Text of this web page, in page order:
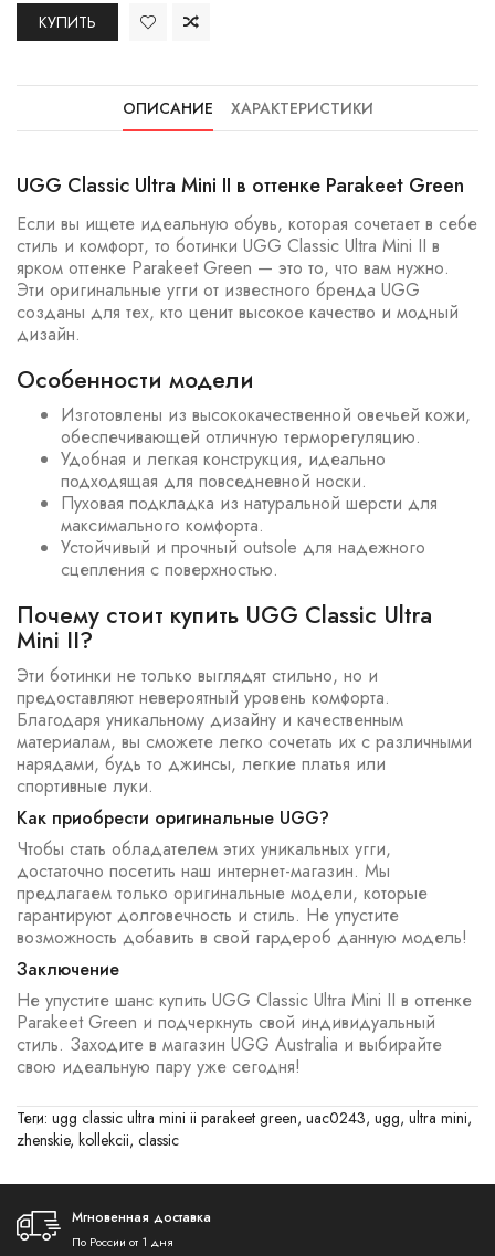
КУПИТЬ
ОПИСАНИЕ ХАРАКТЕРИСТИКИ
UGG Classic Ultra Mini II в оттенке Parakeet Green
Если вы ищете идеальную обувь, которая сочетает в себе
стиль и комфорт, то ботинки UGG Classic Ultra Mini II в
ярком оттенке Parakeet Green — это то, что вам нужно.
Эти оригинальные угги от известного бренда UGG
созданы для тех, кто ценит высокое качество и модный
дизайн.
Особенности модели
Изготовлены из высококачественной овечьей кожи,
обеспечивающей отличную терморегуляцию.
Удобная и легкая конструкция, идеально
подходящая для повседневной носки.
Пуховая подкладка из натуральной шерсти для
максимального комфорта.
Устойчивый и прочный outsole для надежного
сцепления с поверхностью.
Почему стоит купить UGG Classic Ultra
Mini II?
Эти ботинки не только выглядят стильно, но и
предоставляют невероятный уровень комфорта.
Благодаря уникальному дизайну и качественным
материалам, вы сможете легко сочетать их с различными
нарядами, будь то джинсы, легкие платья или
спортивные луки.
Как приобрести оригинальные UGG?
Чтобы стать обладателем этих уникальных угги,
достаточно посетить наш интернет-магазин. Мы
предлагаем только оригинальные модели, которые
гарантируют долговечность и стиль. Не упустите
возможность добавить в свой гардероб данную модель!
Заключение
Не упустите шанс купить UGG Classic Ultra Mini II в оттенке
Parakeet Green и подчеркнуть свой индивидуальный
стиль. Заходите в магазин UGG Australia и выбирайте
свою идеальную пару уже сегодня!
Теги: ugg classic ultra mini ii parakeet green, uac0243, ugg, ultra mini,
zhenskie, kollekcii, classic
Мгновенная доставка
По России от 1 дня